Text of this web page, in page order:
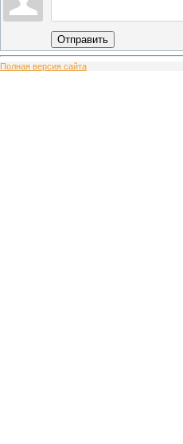
Отправить
Полная версия сайта